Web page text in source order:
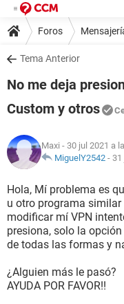
Foros
Tema Anterior
No me deja
Custom y otros
Maxi - 30 jul 2021 a
MiguelY2542 -
Hola, Mí problema es
u otro programa
modificar mí VPN
presiona, solo la
de todas las formas y
¿Alguien más le pasó?
AYUDA POR FAVOR!!